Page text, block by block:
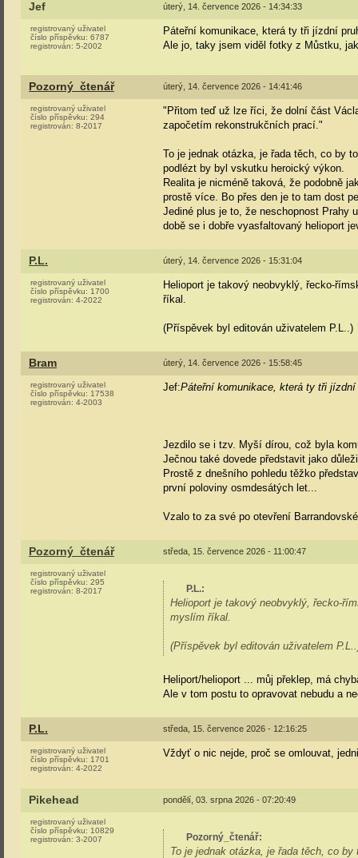
Jef úterý, 14. července 2026 - 14:34:33
registrovaný uživatel
číslo příspěvku: 6787
registrován: 5-2002
Páteřní komunikace, která ty tři jízdní
Ale jo, taky jsem viděl fotky z Můstku,
Pozorný_čtenář úterý, 14. července 2026 - 14:41:46
registrovaný uživatel
číslo příspěvku: 294
registrován: 8-2017
"Přitom teď už lze říci, že dolní část
započetím rekonstrukčních prací."
To je jednak otázka, je řada těch, co by
podlézt by byl vskutku heroický výkon.
Realita je nicméně taková, že podobně
prostě více. Bo přes den je to tam dost
Jediné plus je to, že neschopnost Prahy
době se i dobře vyasfaltovaný helioport
P.L. úterý, 14. července 2026 - 15:31:04
registrovaný uživatel
číslo příspěvku: 1700
registrován: 4-2022
Helioport je takový neobvyklý, řecko-
říkal.
(Příspěvek byl editován uživatelem P.L..)
Bram úterý, 14. července 2026 - 15:58:45
registrovaný uživatel
číslo příspěvku: 17538
registrován: 4-2003
Jef:Páteřní komunikace, která ty tři
Jezdilo se i tzv. Myší dírou, což byla
Ječnou také dovede představit jako
Prostě z dnešního pohledu těžko
první poloviny osmdesátých let...
Vzalo to za své po otevření
Pozorný_čtenář středa, 15. července 2026 - 11:00:47
registrovaný uživatel
číslo příspěvku: 295
registrován: 8-2017 P.L.:
Helioport je takový neobvyklý, řecko-
myslím říkal.
(Příspěvek byl editován uživatelem
Heliport/helioport ... můj překlep, má
Ale v tom postu to opravovat nebudu a
P.L. středa, 15. července 2026 - 12:16:25
registrovaný uživatel
číslo příspěvku: 1701
registrován: 4-2022
Vždyť o nic nejde, proč se omlouvat,
Pikehead pondělí, 03. srpna 2026 - 07:20:49
registrovaný uživatel
číslo příspěvku: 10829
registrován: 3-2007 Pozorný_čtenář:
To je jednak otázka, je řada těch, co